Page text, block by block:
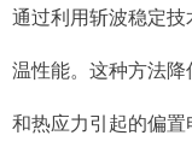
通过利用斩波稳定
温性能。这种方法
和热应力引起的偏